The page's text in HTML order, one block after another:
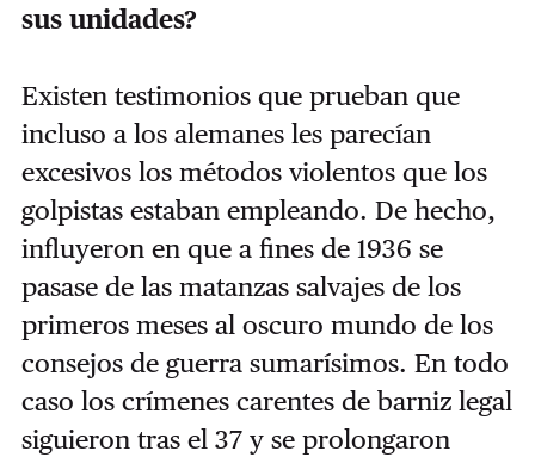
sus unidades?
Existen testimonios que prueban que
incluso a los alemanes les parecían
excesivos los métodos violentos que los
golpistas estaban empleando. De hecho,
influyeron en que a fines de 1936 se
pasase de las matanzas salvajes de los
primeros meses al oscuro mundo de los
consejos de guerra sumarísimos. En todo
caso los crímenes carentes de barniz legal
siguieron tras el 37 y se prolongaron